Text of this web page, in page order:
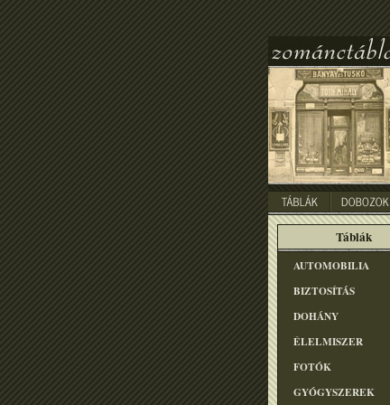
Táblák
AUTOMOBILIA
BIZTOSÍTÁS
DOHÁNY
ÉLELMISZER
FOTÓK
GYÓGYSZEREK